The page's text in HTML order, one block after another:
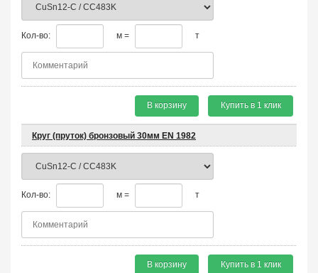
Кол-во: м = т
В корзину Купить в 1 клик
Круг (пруток) бронзовый 30мм EN 1982
Кол-во: м = т
В корзину Купить в 1 клик